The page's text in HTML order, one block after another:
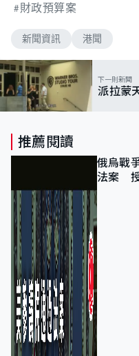
財政預算案
新聞資訊 港聞
下一則新聞
派拉蒙
推薦閱讀
俄烏戰
法案 授
100%關